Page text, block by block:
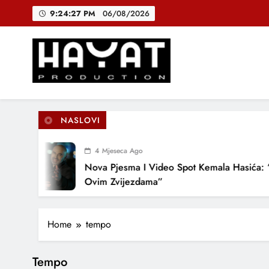
9:24:28 PM 06/08/2026
Hayat Production
Promocija domaće muzike
NASLOVI
4 Mjeseca Ago
Nova Pjesma I Video Spot Kemala Hasića:
Ovim Zvijezdama”
Home tempo
Tempo